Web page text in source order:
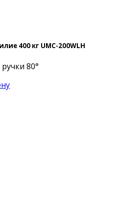
400 кг UMC-200WLH
80°